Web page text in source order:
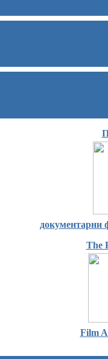
документарни
The
Film